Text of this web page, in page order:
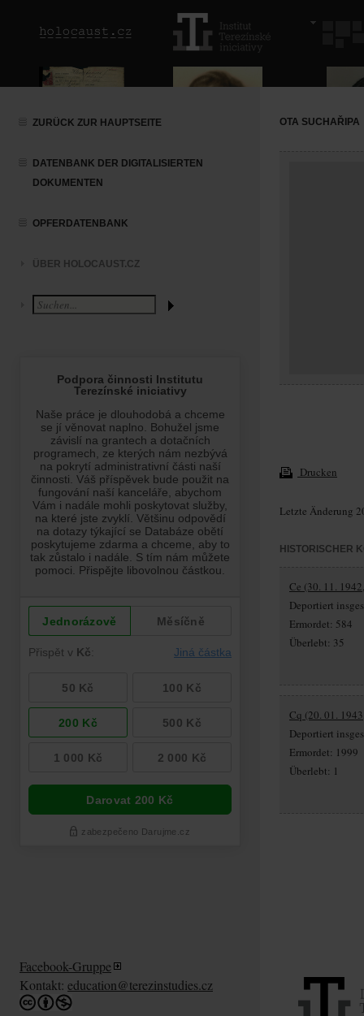
ZURÜCK ZUR HAUPTSEITE
DATENBANK DER DIGITALISIERTEN
DOKUMENTEN
OPFERDATENBANK
ÜBER HOLOCAUST.CZ
OTA SUCHAŘIPA
Drucken
Letzte Änderung
HISTORISCHER
Ce (30. 11.
Deportiert
Ermordet: 584
Überlebt: 35
Cq (20. 01.
Deportiert
Ermordet: 1999
Überlebt: 1
Facebook-Gruppe
Kontakt: education@terezinstudies.cz